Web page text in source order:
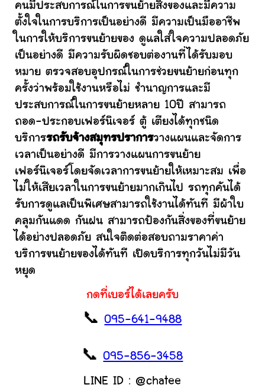
คนมีประสบการณ์ในการขนย้ายสิ่งของและมีความ
ตั้งใจในการบริการเป็นอย่างดี มีความเป็นมืออาชีพ
ในการให้บริการขนย้ายของ ดูแลใส่ใจความปลอดภัย
เป็นอย่างดี มีความรับผิดชอบต่องานที่ได้รับมอบ
หมาย ตรวจสอบอุปกรณ์ในการช่วยขนย้ายก่อนทุก
ครั้งว่าพร้อมใช้งานหรือไม่ ชำนาญการและมี
ประสบการณ์ในการขนย้ายหลาย 10ปี สามารถ
ถอด-ประกอบเฟอร์นิเจอร์ ตู้ เตียงได้ทุกชนิด
บริการรถรับจ้างสมุทรปราการวางแผนและจัดการ
เวลาเป็นอย่างดี มีการวางแผนการขนย้าย
เฟอร์นิเจอร์โดยจัดเวลาการขนย้ายให้เหมาะสม เพื่อ
ไม่ให้เสียเวลาในการขนย้ายมากเกินไป รถทุกคันได้
รับการดูแลเป็นพิเศษสามารถใช้งานได้ทันที มีผ้าใบ
คลุมกันแดด กันฝน สามารถป้องกันสิ่งของที่ขนย้าย
ได้อย่างปลอดภัย สนใจติดต่อสอบถามราคาค่า
บริการขนย้ายของได้ทันที เปิดบริการทุกวันไม่มีวัน
หยุด
กดที่เบอร์ได้เลยครับ
📞095-641-9488
📞095-856-3458
LINE ID : @chatee